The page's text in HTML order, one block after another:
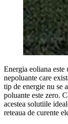
Energia eoliana este
nepoluante care
tip de energie nu se
poluante este zero.
acestea solutiile
reteaua de curente